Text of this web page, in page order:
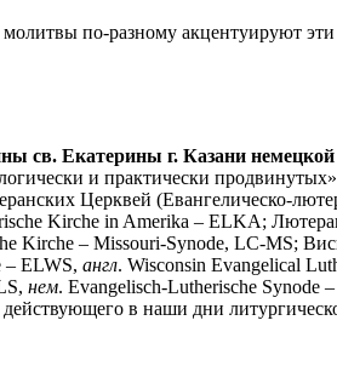
по-разному акцентуируют
св. Екатерины г. Казани
и практически
Церквей (Евангелическо-
Kirche in Amerika – ELKA;
Kirche – Missouri-Synode, LC-MS;
– ELWS, англ. Wisconsin Evangelical
нем. Evangelisch-Lutherische Synode
в наши дни